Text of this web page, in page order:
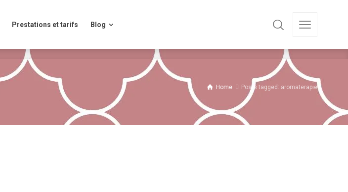
Prestations et tarifs Blog
Home Posts tagged: aromaterapie